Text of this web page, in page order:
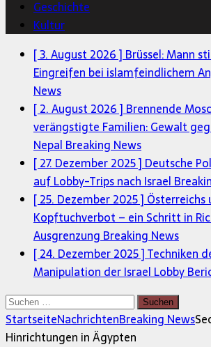
Geschichte
Kultur
[ 3. August 2026 ] Brüssel: Mann
Eingreifen bei islamfeindlichem
News
[ 2. August 2026 ] Brennende
verängstigte Familien: Gewalt
Nepal Breaking News
[ 27. Dezember 2025 ] Deutsche
auf Lobby-Trips nach Israel
[ 25. Dezember 2025 ]
Kopftuchverbot – ein Schritt in
Ausgrenzung Breaking News
[ 24. Dezember 2025 ]Techniken
Manipulation der Israel Lobby
Suchen
nach:
StartseiteNachrichtenBreaking News
Hinrichtungen in Ägypten